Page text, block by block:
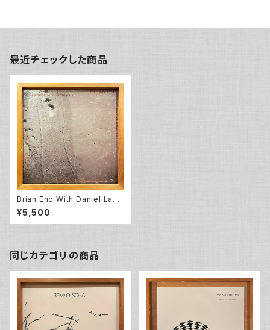
最近チェックした商品
Brian Eno With Daniel Lano
is & Roger Eno ‎– Apollo (L
P)
¥5,500
同じカテゴリの商品